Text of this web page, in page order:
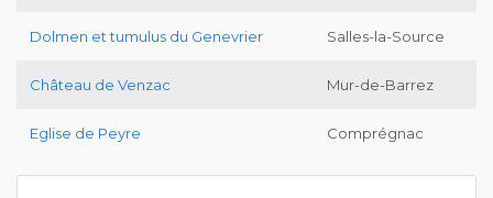
Dolmen et tumulus du Genevrier Salles-la-Source
Château de Venzac Mur-de-Barrez
Eglise de Peyre Comprégnac